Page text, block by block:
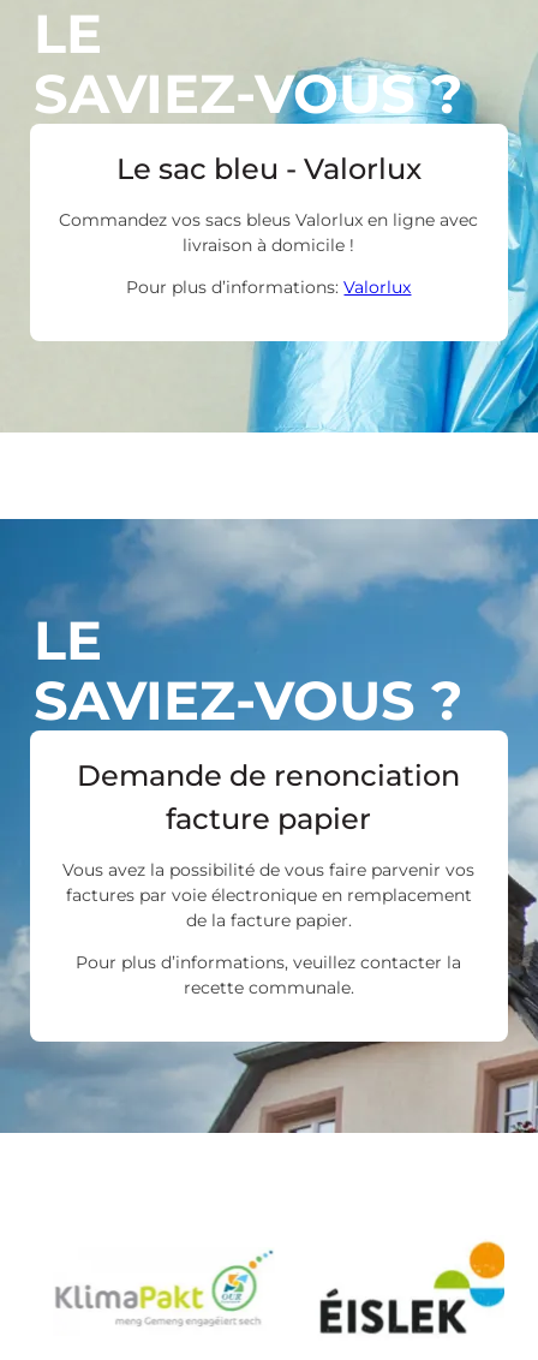
Le sac bleu - Valorlux
Commandez vos sacs bleus Valorlux en ligne avec
livraison à domicile !
Pour plus d’informations:Valorlux
LE
SAVIEZ-VOUS ?
Demande de renonciation
facture papier
Vous avez la possibilité de vous faire parvenir vos
factures par voie électronique en remplacement
de la facture papier.
Pour plus d’informations, veuillez contacter la
recette communale.
LE
SAVIEZ-VOUS ?
Les